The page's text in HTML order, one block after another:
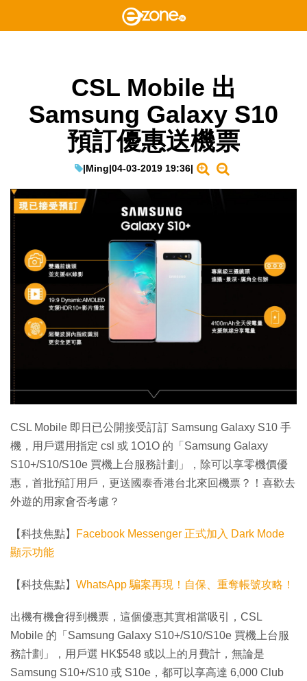
CSL Mobile 出
Samsung Galaxy S10
預訂優惠送機票
|Ming|04-03-2019 19:36|
CSL Mobile 即日已公開接受訂訂 Samsung Galaxy S10 手
機，用戶選用指定 csl 或 1O1O 的「Samsung Galaxy
S10+/S10/S10e 買機上台服務計劃」，除可以享零機價優
惠，首批預訂用戶，更送國泰香港台北來回機票？！喜歡去
外遊的用家會否考慮？
【科技焦點】
Facebook Messenger 正式加入 Dark Mode
顯示功能
【科技焦點】 WhatsApp 騙案再現！自保、重奪帳號攻略！
出機有機會得到機票，這個優惠其實相當吸引，CSL
Mobile 的「Samsung Galaxy S10+/S10/S10e 買機上台服
務計劃」，用戶選 HK$548 或以上的月費計，無論是
Samsung S10+/S10 或 S10e，都可以享高達 6,000 Club